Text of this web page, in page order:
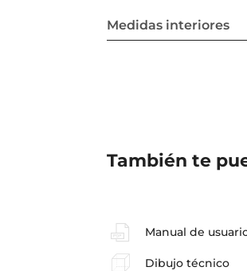
Medidas interiores
También te
Manual de
Dibujo técnico